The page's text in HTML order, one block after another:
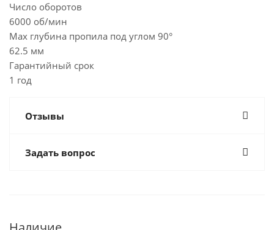
Число оборотов
6000 об/мин
Max глубина пропила под углом 90°
62.5 мм
Гарантийный срок
1 год
Отзывы
Задать вопрос